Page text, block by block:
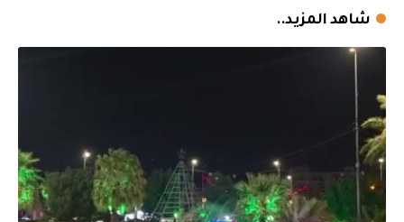
شاهد المزيد..